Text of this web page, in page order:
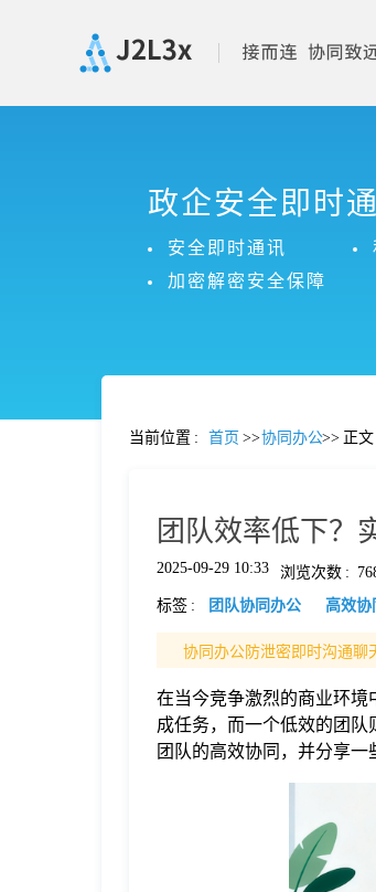
政企安全即时
安全即时通讯
加密解密安全保障
当前位置 : 首页 >>协同办公>> 正文
团队效率低下？
2025-09-29 10:33 浏览次数 :
标签 : 团队协同办公 高效协
协同办公防泄密即时沟通
在当今竞争激烈的商业环
成任务，而一个低效的团
团队的高效协同，并分享一